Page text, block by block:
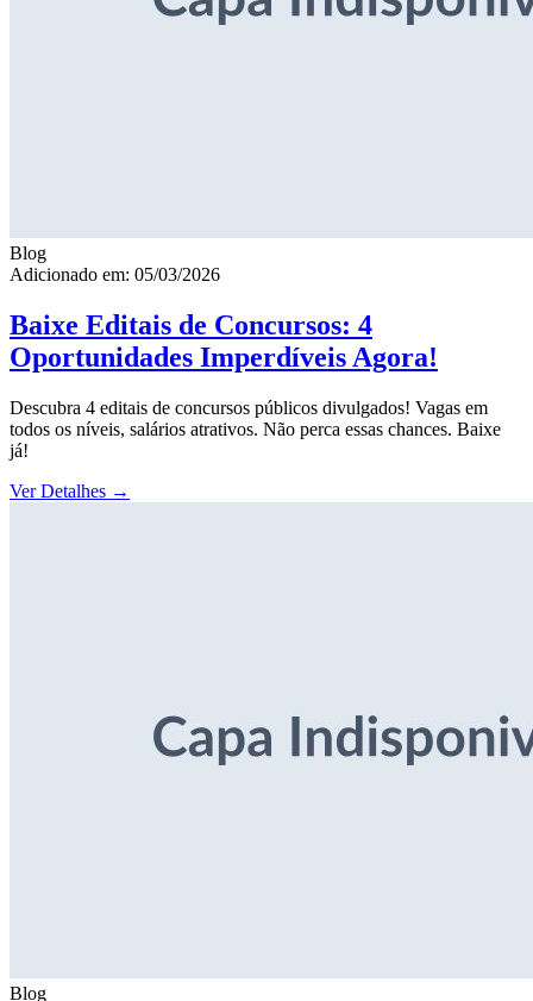
Blog
Adicionado em: 05/03/2026
Baixe Editais de Concursos: 4
Oportunidades Imperdíveis Agora!
Descubra 4 editais de concursos públicos divulgados! Vagas em
todos os níveis, salários atrativos. Não perca essas chances. Baixe
já!
Ver Detalhes →
Blog